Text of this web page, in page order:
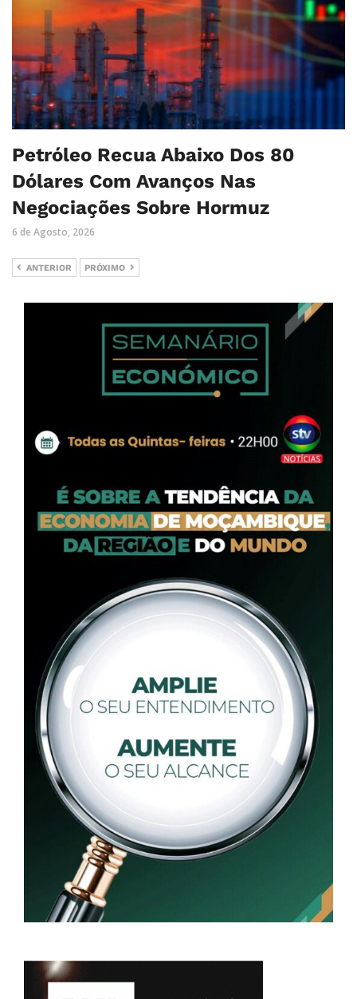
Petróleo Recua Abaixo Dos 80
Dólares Com Avanços Nas
Negociações Sobre Hormuz
6 de Agosto, 2026
ANTERIOR PRÓXIMO